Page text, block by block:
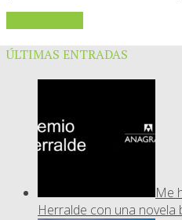
ÚLTIMAS ENTRADAS
Me
Herralde con una novela